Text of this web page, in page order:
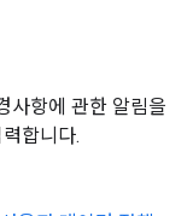
사항에 관한 알림을
합니다.